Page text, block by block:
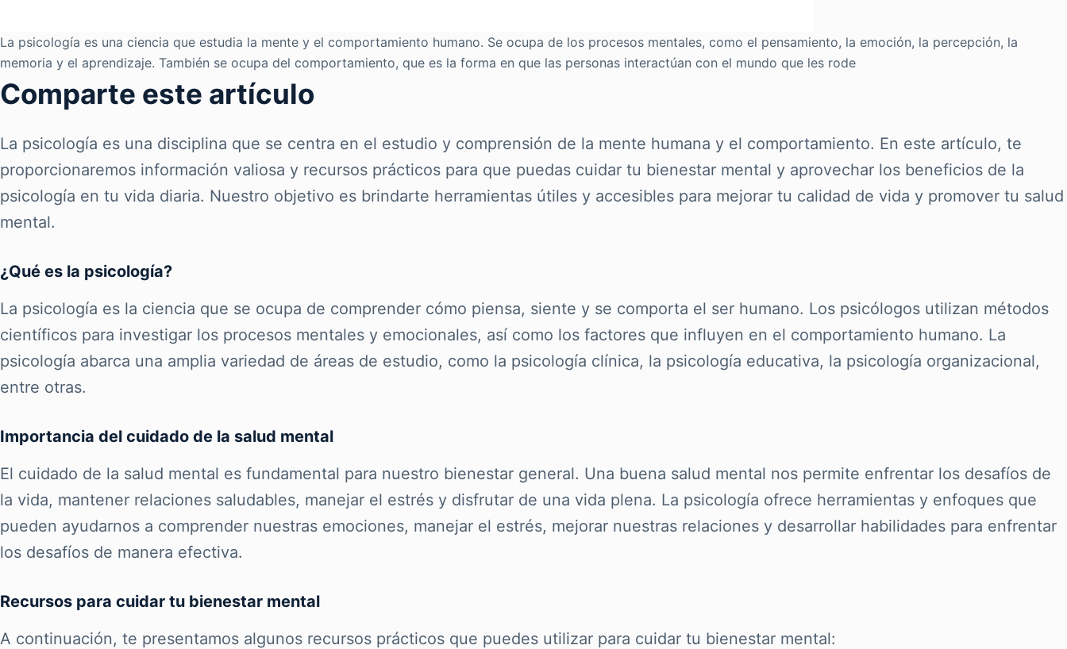
La psicología es una ciencia que estudia la mente y el comportamiento humano. Se ocupa de los procesos mentales, como el pensamiento, la emoción, la percepción, la
memoria y el aprendizaje. También se ocupa del comportamiento, que es la forma en que las personas interactúan con el mundo que les rode
Comparte este artículo
La psicología es una disciplina que se centra en el estudio y comprensión de la mente humana y el comportamiento. En este artículo, te
proporcionaremos información valiosa y recursos prácticos para que puedas cuidar tu bienestar mental y aprovechar los beneficios de la
psicología en tu vida diaria. Nuestro objetivo es brindarte herramientas útiles y accesibles para mejorar tu calidad de vida y promover tu salud
mental.
¿Qué es la psicología?
La psicología es la ciencia que se ocupa de comprender cómo piensa, siente y se comporta el ser humano. Los psicólogos utilizan métodos
científicos para investigar los procesos mentales y emocionales, así como los factores que influyen en el comportamiento humano. La
psicología abarca una amplia variedad de áreas de estudio, como la psicología clínica, la psicología educativa, la psicología organizacional,
entre otras.
Importancia del cuidado de la salud mental
El cuidado de la salud mental es fundamental para nuestro bienestar general. Una buena salud mental nos permite enfrentar los desafíos de
la vida, mantener relaciones saludables, manejar el estrés y disfrutar de una vida plena. La psicología ofrece herramientas y enfoques que
pueden ayudarnos a comprender nuestras emociones, manejar el estrés, mejorar nuestras relaciones y desarrollar habilidades para enfrentar
los desafíos de manera efectiva.
Recursos para cuidar tu bienestar mental
A continuación, te presentamos algunos recursos prácticos que puedes utilizar para cuidar tu bienestar mental: